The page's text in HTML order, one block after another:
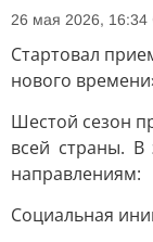
26 мая 2026, 16:34
Стартовал
нового
Шестой сезон
всей страны.
направлениям:
Социальная